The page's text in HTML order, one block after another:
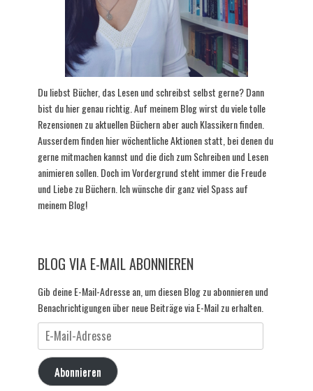
Du liebst Bücher, das Lesen und schreibst selbst gerne? Dann
bist du hier genau richtig. Auf meinem Blog wirst du viele tolle
Rezensionen zu aktuellen Büchern aber auch Klassikern finden.
Ausserdem finden hier wöchentliche Aktionen statt, bei denen du
gerne mitmachen kannst und die dich zum Schreiben und Lesen
animieren sollen. Doch im Vordergrund steht immer die Freude
und Liebe zu Büchern. Ich wünsche dir ganz viel Spass auf
meinem Blog!
BLOG VIA E-MAIL ABONNIEREN
Gib deine E-Mail-Adresse an, um diesen Blog zu abonnieren und
Benachrichtigungen über neue Beiträge via E-Mail zu erhalten.
Mail-
Adresse
Abonnieren